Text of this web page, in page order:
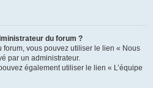
du forum ?
forum, vous pouvez utiliser le lien « Nous
par un administrateur.
également utiliser le lien « L’équipe